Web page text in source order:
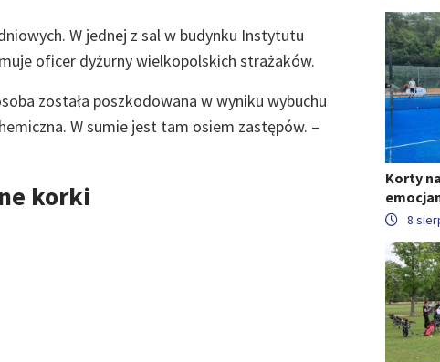
W jednej z sal w budynku Instytutu
oficer dyżurny wielkopolskich strażaków.
została poszkodowana w wyniku wybuchu
W sumie jest tam osiem zastępów. –
korki
Korty
8